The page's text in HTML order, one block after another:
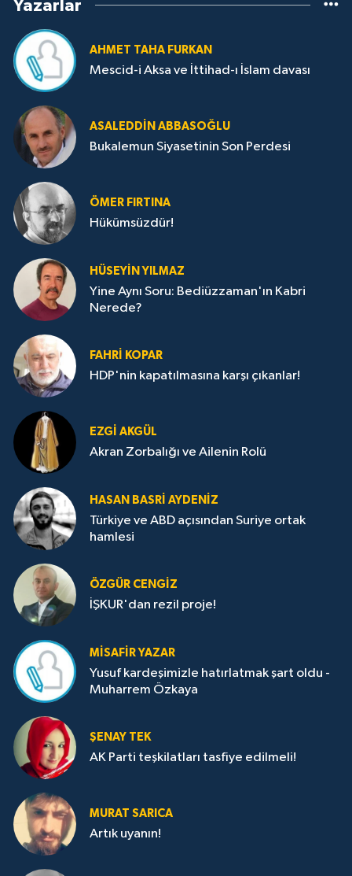
Yazarlar
AHMET TAHA FURKAN
Mescid-i Aksa ve İttihad-ı İslam davası
ASALEDDIN ABBASOĞLU
Bukalemun Siyasetinin Son Perdesi
ÖMER FIRTINA
Hükümsüzdür!
HÜSEYIN YILMAZ
Yine Aynı Soru: Bediüzzaman'ın Kabri
Nerede?
FAHRI KOPAR
HDP'nin kapatılmasına karşı çıkanlar!
EZGI AKGÜL
Akran Zorbalığı ve Ailenin Rolü
HASAN BASRI AYDENIZ
Türkiye ve ABD açısından Suriye ortak
hamlesi
ÖZGÜR CENGIZ
İŞKUR'dan rezil proje!
MISAFIR YAZAR
Yusuf kardeşimizle hatırlatmak şart oldu -
Muharrem Özkaya
ŞENAY TEK
AK Parti teşkilatları tasfiye edilmeli!
MURAT SARICA
Artık uyanın!